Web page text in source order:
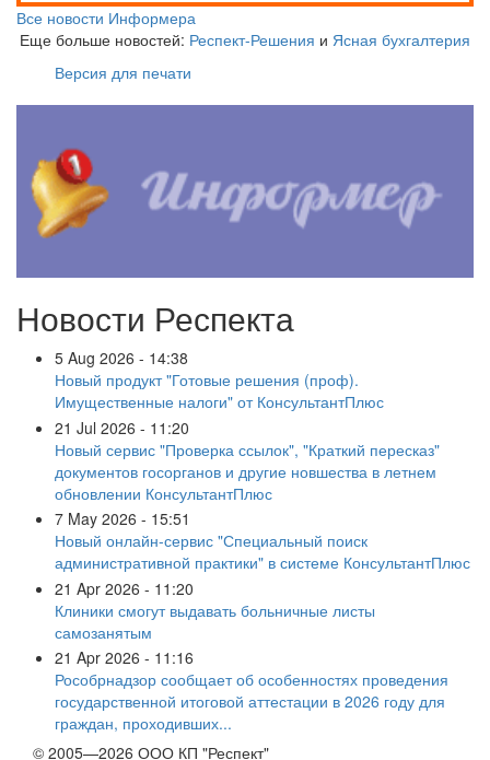
Все новости Информера
Еще больше новостей: Респект-Решения и Ясная бухгалтерия
Версия для печати
Новости Респекта
5 Aug 2026 - 14:38
Новый продукт "Готовые решения (проф).
Имущественные налоги" от КонсультантПлюс
21 Jul 2026 - 11:20
Новый сервис "Проверка ссылок", "Краткий пересказ"
документов госорганов и другие новшества в летнем
обновлении КонсультантПлюс
7 May 2026 - 15:51
Новый онлайн-сервис "Специальный поиск
административной практики" в системе КонсультантПлюс
21 Apr 2026 - 11:20
Клиники смогут выдавать больничные листы
самозанятым
21 Apr 2026 - 11:16
Рособрнадзор сообщает об особенностях проведения
государственной итоговой аттестации в 2026 году для
граждан, проходивших...
© 2005—2026 ООО КП "Респект"